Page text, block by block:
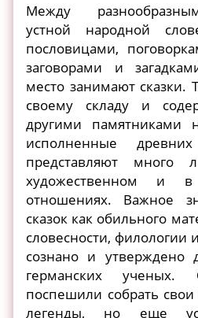
Между
устной народной
пословицами,
заговорами и
место занимают сказки.
своему складу и
другими памятниками
исполненные
представляют много
художественном и в
отношениях. Важное
сказок как обильного
словесности, филологии
сознано и утверждено
германских
поспешили собрать
легенды, но еще